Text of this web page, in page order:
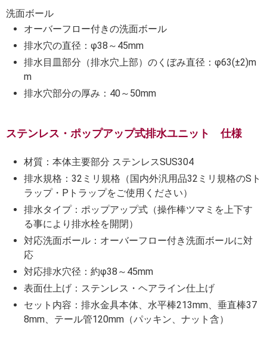
洗面ボール
オーバーフロー付きの洗面ボール
排水穴の直径：φ38～45mm
排水目皿部分（排水穴上部）のくぼみ直径：φ63(±2)m
m
排水穴部分の厚み：40～50mm
ステンレス・ポップアップ式排水ユニット 仕様
材質：本体主要部分 ステンレスSUS304
排水規格：32ミリ規格（国内外汎用品32ミリ規格のSト
ラップ・Pトラップをご使用ください）
排水タイプ：ポップアップ式（操作棒ツマミを上下す
る事により排水栓を開閉）
対応洗面ボール：オーバーフロー付き洗面ボールに対
応
対応排水穴径：約φ38～45mm
表面仕上げ：ステンレス・ヘアライン仕上げ
セット内容：排水金具本体、水平棒213mm、垂直棒37
8mm、テール管120mm（パッキン、ナット含）